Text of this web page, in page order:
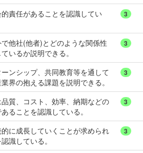
責任があることを認識してい
3
他社(他者)とどのような関係性
いるか説明できる。
3
ンシップ、共同教育等を通して
界の抱える課題を説明できる。
3
質、コスト、効率、納期などの
ることを認識している。
3
に成長していくことが求められ
識している。
3